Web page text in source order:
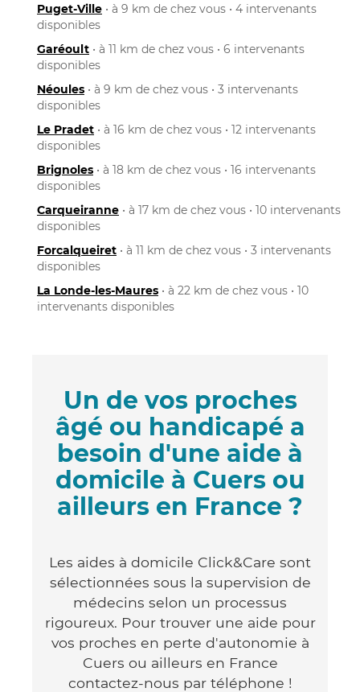
Puget-Ville • à 9 km de chez vous • 4 intervenants
disponibles
Garéoult • à 11 km de chez vous • 6 intervenants
disponibles
Néoules • à 9 km de chez vous • 3 intervenants
disponibles
Le Pradet • à 16 km de chez vous • 12 intervenants
disponibles
Brignoles • à 18 km de chez vous • 16 intervenants
disponibles
Carqueiranne • à 17 km de chez vous • 10 intervenants
disponibles
Forcalqueiret • à 11 km de chez vous • 3 intervenants
disponibles
La Londe-les-Maures • à 22 km de chez vous • 10
intervenants disponibles
Un de vos proches
âgé ou handicapé a
besoin d'une aide à
domicile à Cuers ou
ailleurs en France ?
Les aides à domicile Click&Care sont
sélectionnées sous la supervision de
médecins selon un processus
rigoureux. Pour trouver une aide pour
vos proches en perte d'autonomie à
Cuers ou ailleurs en France
contactez-nous par téléphone !